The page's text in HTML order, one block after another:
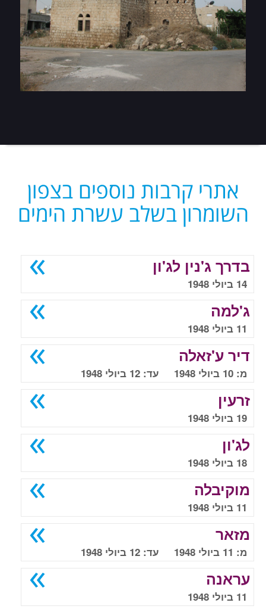
אתרי קרבות נוספים בצפון
השומרון בשלב עשרת הימים
בדרך ג'נין לג'ון
14 ביולי 1948
ג'למה
11 ביולי 1948
דיר ע'זאלה
מ: 10 ביולי 1948 עד: 12 ביולי 1948
זרעין
19 ביולי 1948
לג'ון
18 ביולי 1948
מוקיבלה
11 ביולי 1948
מזאר
מ: 11 ביולי 1948 עד: 12 ביולי 1948
עראנה
11 ביולי 1948